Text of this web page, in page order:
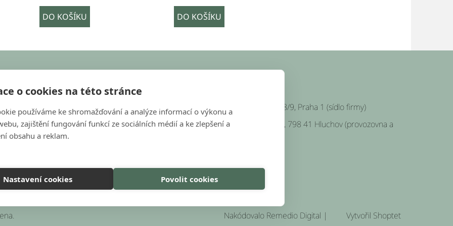
o cookies na této stránce
používáme ke shromažďování a analýze informací o výkonu a
zajištění fungování funkcí ze sociálních médií a ke zlepšení a
obsahu a reklam.
Nastavení cookies Povolit cookies
DO KOŠÍKU DO KOŠÍKU
objednavky@bondecor.cz
+420 604 702 245
Platnéřská 88/9, Praha 1 (sídlo firmy)
Hluchov 157, 798 41 Hluchov (provozovna a
Nakódovalo Remedio Digital | Vytvořil Shoptet